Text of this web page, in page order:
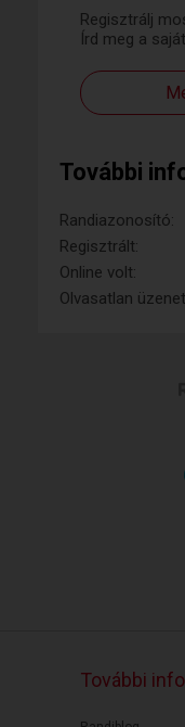
Regisztrálj
Írd meg a
További
Randiazonosító:
Regisztrált:
Online volt:
Olvasatlan
További